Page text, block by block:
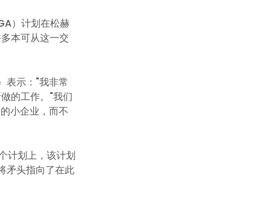
）计划在松赫
本可从这一交
表示："我非常
的工作。"我们
小企业，而不
计划上，该计划
矛头指向了在此